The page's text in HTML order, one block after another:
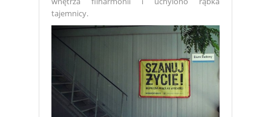
tajemnicy.